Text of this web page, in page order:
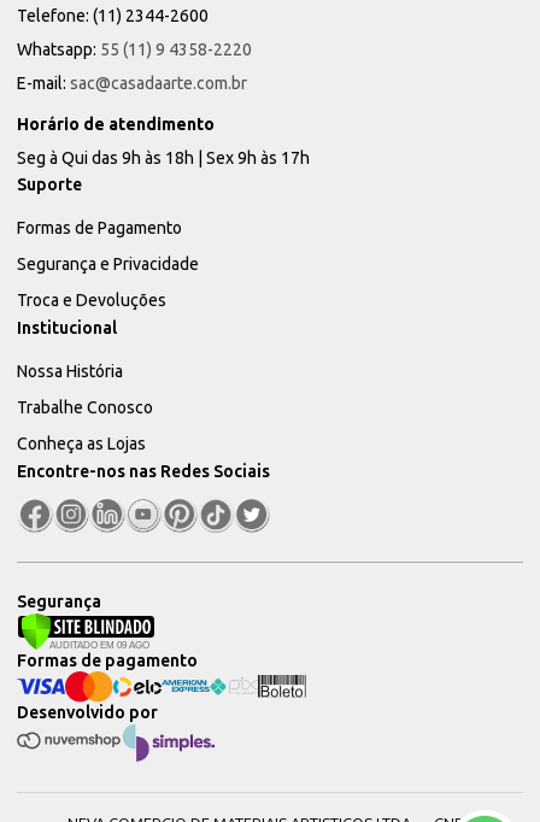
Telefone: (11) 2344-2600
Whatsapp: 55 (11) 9 4358-2220
E-mail: sac@casadaarte.com.br
Horário de atendimento
Seg à Qui das 9h às 18h | Sex 9h às 17h
Suporte
Formas de Pagamento
Segurança e Privacidade
Troca e Devoluções
Institucional
Nossa História
Trabalhe Conosco
Conheça as Lojas
Encontre-nos nas Redes Sociais
Segurança
Desenvolvido por
Formas de pagamento